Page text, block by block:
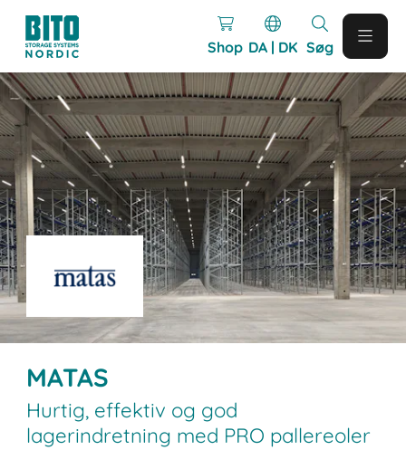
Shop DA | DK Søg
MATAS
Hurtig, effektiv og god
lagerindretning med PRO pallereoler